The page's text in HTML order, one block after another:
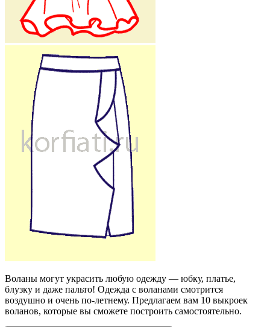
Воланы могут украсить любую одежду — юбку, платье,
блузку и даже пальто! Одежда с воланами смотрится
воздушно и очень по-летнему. Предлагаем вам 10 выкроек
воланов, которые вы сможете построить самостоятельно.